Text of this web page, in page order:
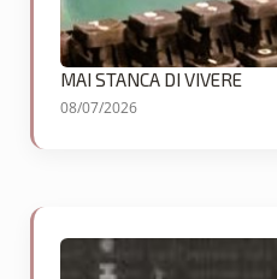
MAI STANCA DI VIVERE
08/07/2026